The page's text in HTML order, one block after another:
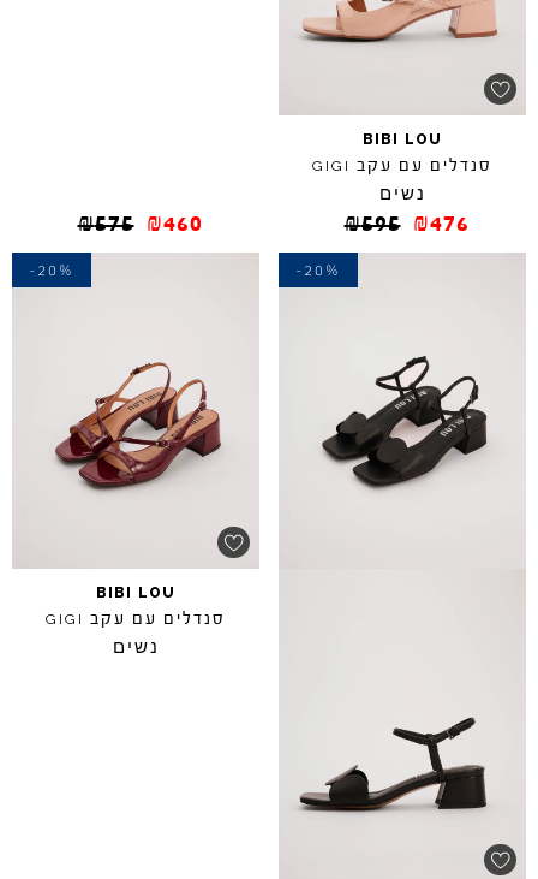
BIBI LOU
סנדלים עם עקב GIGI
נשים
₪595 ₪476
₪575 ₪460
-20%
-20%
BIBI LOU
סנדלים עם עקב GIGI
נשים